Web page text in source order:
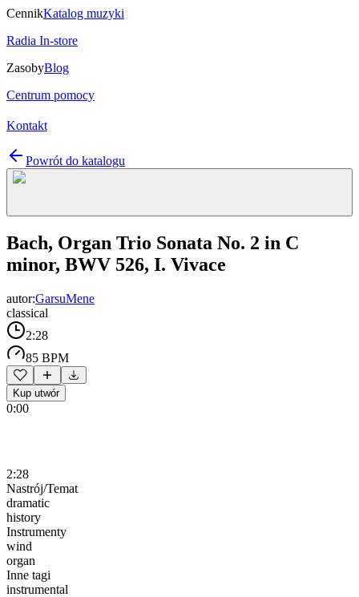
CennikKatalog muzyki
Radia In-store
ZasobyBlog
Centrum pomocy
Kontakt
Powrót do katalogu
Bach, Organ Trio Sonata No. 2 in C
minor, BWV 526, I. Vivace
autor:GarsuMene
classical
2:28
85 BPM
Kup utwór
0:00
2:28
Nastrój/Temat
dramatic
history
Instrumenty
wind
organ
Inne tagi
instrumental